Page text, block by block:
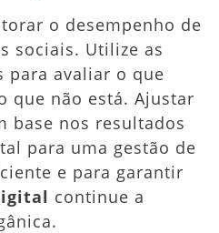
o desempenho de
sociais. Utilize as
para avaliar o que
que não está. Ajustar
base nos resultados
para uma gestão de
e para garantir
continue a